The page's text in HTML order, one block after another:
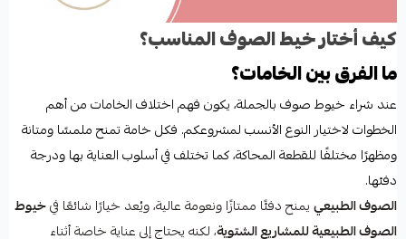
كيف أختار خيط الصوف المناسب؟
ما الفرق بين الخامات؟
عند شراء خيوط صوف بالجملة، يكون فهم اختلاف الخامات من أهم
الخطوات لاختيار النوع الأنسب لمشروعكم. فكل خامة تمنح ملمسًا ومتانة
ومظهرًا مختلفًا للقطعة المحاكة، كما تختلف في أسلوب العناية بها ودرجة
دفئها.
الصوف الطبيعييمنح دفئًا ممتازًا ونعومة عالية، ويُعد خيارًا شائعًا فيخيوط
الصوف الطبيعية للمشاريع الشتوية، لكنه يحتاج إلى عناية خاصة أثناء